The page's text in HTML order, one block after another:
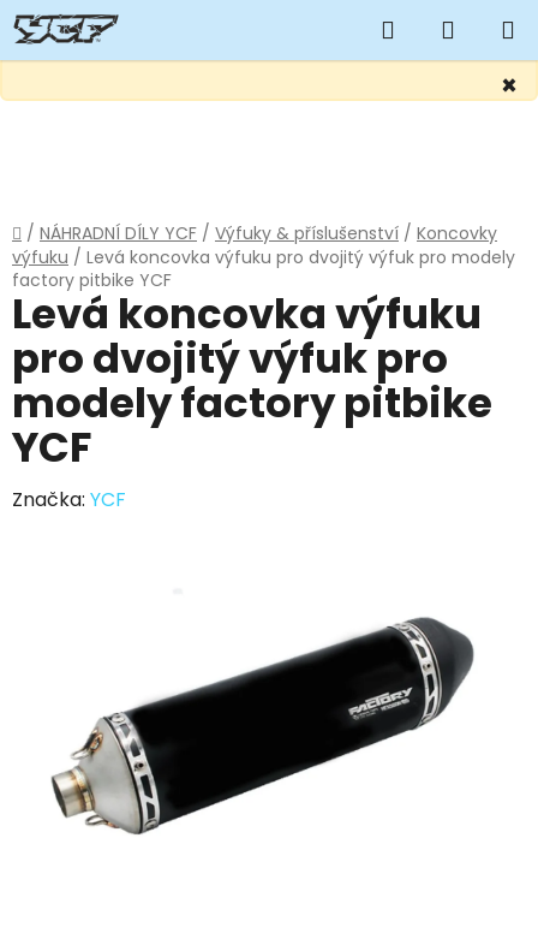
×
Hledat
KOŠÍK
Domů
/ NÁHRADNÍ DÍLY YCF / Výfuky & příslušenství / Koncovky
výfuku / Levá koncovka výfuku pro dvojitý výfuk pro modely
factory pitbike YCF
Levá koncovka výfuku
pro dvojitý výfuk pro
modely factory pitbike
YCF
Značka: YCF